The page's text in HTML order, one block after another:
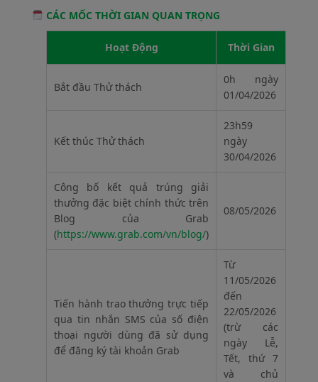
CÁC MỐC THỜI GIAN QUAN TRỌNG
Hoạt Động Thời Gian
Bắt đầu Thử thách
0h ngày
01/04/2026
Kết thúc Thử thách
23h59
ngày
30/04/2026
Công bố kết quả trúng giải
thưởng đặc biệt chính thức trên
Blog của Grab
(https://www.grab.com/vn/blog/)
08/05/2026
Tiến hành trao thưởng trực tiếp
qua tin nhắn SMS của số điện
thoại người dùng đã sử dụng
để đăng ký tài khoản Grab
Từ
11/05/2026
đến
22/05/2026
(trừ các
ngày Lễ,
Tết, thứ 7
và chủ